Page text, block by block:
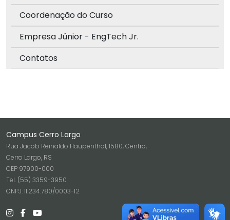
Coordenação do Curso
Empresa Júnior - EngTech Jr.
Contatos
Campus Cerro Largo
Rua Jacob Reinaldo Haupenthal, 1580, Centro,
Cerro Largo, RS
CEP 97900-000
Tel. (55) 3359-3950
CNPJ: 11.234.780/0003-12